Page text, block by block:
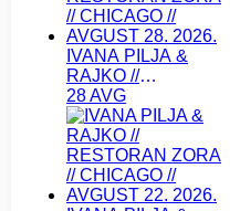
IVANA PILJA &
RAJKO //
RESTORAN ZORA
// CHICAGO //
AVGUST 28. 2026.
28 AVG